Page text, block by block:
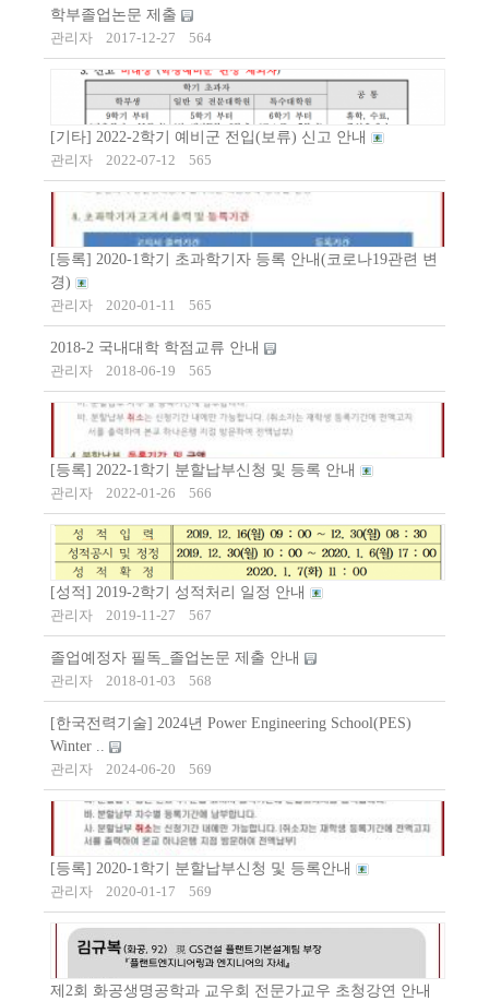
학부졸업논문 제출
관리자
2017-12-27 564
[기타] 2022-2학기 예비군 전입(보류) 신고 안내
관리자
2022-07-12 565
[등록] 2020-1학기 초과학기자 등록 안내(코로나19관련 변
경)
관리자
2020-01-11 565
2018-2 국내대학 학점교류 안내
관리자
2018-06-19 565
[등록] 2022-1학기 분할납부신청 및 등록 안내
관리자
2022-01-26 566
[성적] 2019-2학기 성적처리 일정 안내
관리자
2019-11-27 567
졸업예정자 필독_졸업논문 제출 안내
관리자
2018-01-03 568
[한국전력기술] 2024년 Power Engineering School(PES)
Winter ..
관리자
2024-06-20 569
[등록] 2020-1학기 분할납부신청 및 등록안내
관리자
2020-01-17 569
제2회 화공생명공학과 교우회 전문가교우 초청강연 안내